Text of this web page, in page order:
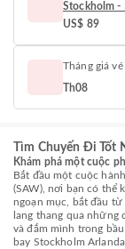
Stockholm -
US$ 89
Tháng giá
Th08
Tìm Chuyến Đi Tốt
Khám phá một cuộc
Bắt đầu một cuộc
(SAW), nơi bạn có thể
ngoạn mục, bắt đầu
lang thang qua
và đắm mình trong
bay Stockholm